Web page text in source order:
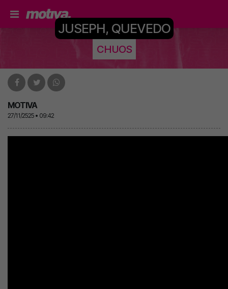
JUSEPH, QUEVEDO
CHUOS
MOTIVA
27/11/2525 • 09:42